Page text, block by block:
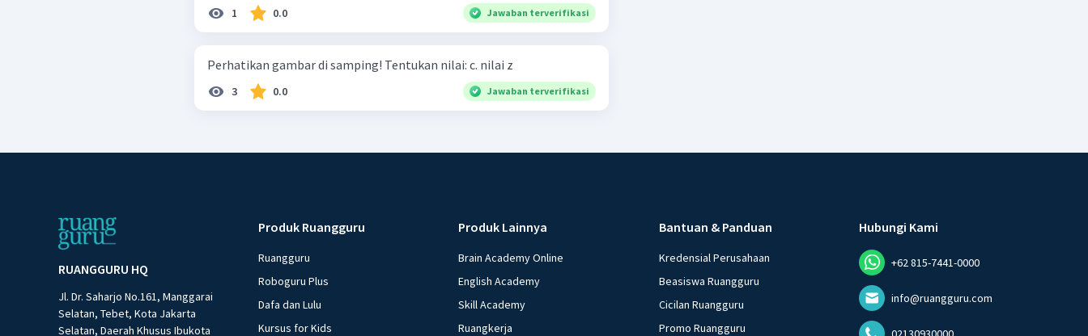
1 0.0 Jawaban terverifikasi
Perhatikan gambar di samping! Tentukan nilai: c. nilai z
3 0.0 Jawaban terverifikasi
RUANGGURU HQ
Jl. Dr. Saharjo No.161, Manggarai
Selatan, Tebet, Kota Jakarta
Selatan, Daerah Khusus Ibukota
Produk Ruangguru
Ruangguru
Roboguru Plus
Dafa dan Lulu
Kursus for Kids
Produk Lainnya
Brain Academy Online
English Academy
Skill Academy
Ruangkerja
Bantuan & Panduan
Kredensial Perusahaan
Beasiswa Ruangguru
Cicilan Ruangguru
Promo Ruangguru
Hubungi Kami
+62 815-7441-0000
info@ruangguru.com